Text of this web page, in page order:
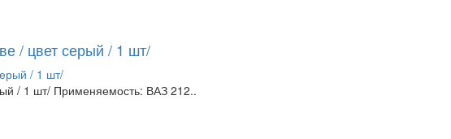
/ цвет серый / 1 шт/
/ 1 шт/ Применяемость: ВАЗ 212..